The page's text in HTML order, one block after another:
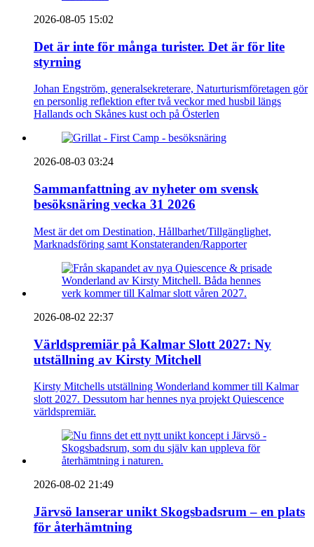
2026-08-05 15:02
Det är inte för många turister. Det är för lite
styrning
Johan Engström, generalsekreterare, Naturturismföretagen gör
en personlig reflektion efter två veckor med husbil längs
Hallands och Skånes kust och på Österlen
2026-08-03 03:24
Sammanfattning av nyheter om svensk
besöksnäring vecka 31 2026
Mest är det om Destination, Hållbarhet/Tillgänglighet,
Marknadsföring samt Konstateranden/Rapporter
2026-08-02 22:37
Världspremiär på Kalmar Slott 2027: Ny
utställning av Kirsty Mitchell
Kirsty Mitchells utställning Wonderland kommer till Kalmar
slott 2027. Dessutom har hennes nya projekt Quiescence
världspremiär.
2026-08-02 21:49
Järvsö lanserar unikt Skogsbadsrum – en plats
för återhämtning